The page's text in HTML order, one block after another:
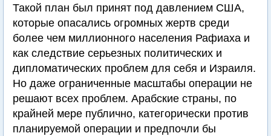
Такой план был принят под давлением США,
которые опасались огромных жертв среди
более чем миллионного населения Рафиаха и
как следствие серьезных политических и
дипломатических проблем для себя и Израиля.
Но даже ограниченные масштабы операции не
решают всех проблем. Арабские страны, по
крайней мере публично, категорически против
планируемой операции и предпочли бы